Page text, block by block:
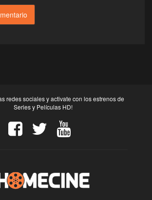
redes sociales y activate con los estrenos de
Series y Películas HD!